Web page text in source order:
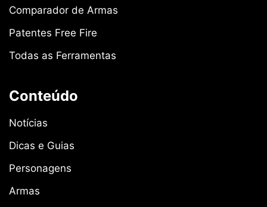
Comparador de Armas
Patentes Free Fire
Todas as Ferramentas
Conteúdo
Notícias
Dicas e Guias
Personagens
Armas